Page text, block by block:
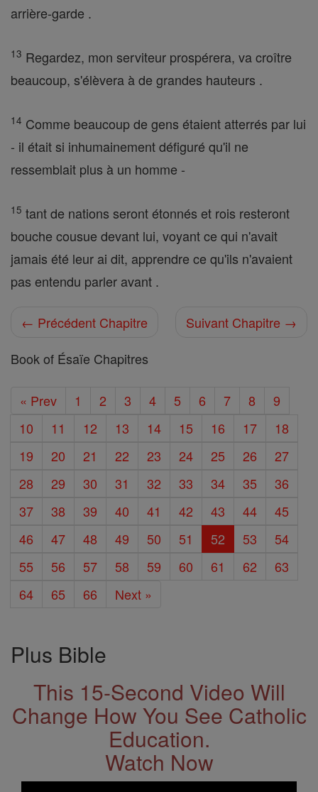
arrière-garde .
13 Regardez, mon serviteur prospérera, va croître
beaucoup, s'élèvera à de grandes hauteurs .
14 Comme beaucoup de gens étaient atterrés par lui
- il était si inhumainement défiguré qu'il ne
ressemblait plus à un homme -
15 tant de nations seront étonnés et rois resteront
bouche cousue devant lui, voyant ce qui n'avait
jamais été leur ai dit, apprendre ce qu'ils n'avaient
pas entendu parler avant .
← Précédent Chapitre
Suivant Chapitre →
Book of Ésaïe Chapitres
« Prev 1 2 3 4 5 6 7 8
9
10
11 12 13 14 15 16 17
18
19
20 21 22 23 24 25 26
27
28
29 30 31 32 33 34 35
36
37
38 39 40 41 42 43 44
45
46
47 48 49 50 51 52 53
54
55
56 57 58 59 60 61 62
63
64
65 66 Next »
Plus Bible
This 15-Second Video Will
Change How You See Catholic
Education.
Watch Now